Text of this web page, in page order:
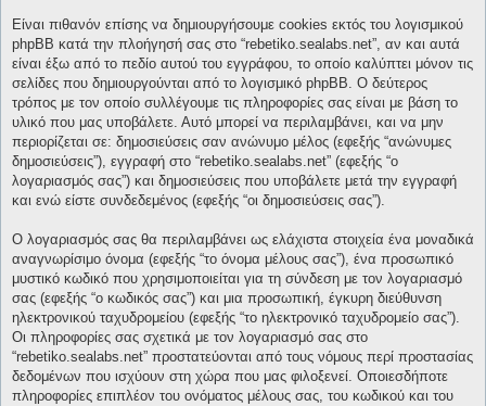
Είναι πιθανόν επίσης να δημιουργήσουμε cookies εκτός του λογισμικού
phpBB κατά την πλοήγησή σας στο “rebetiko.sealabs.net”, αν και αυτά
είναι έξω από το πεδίο αυτού του εγγράφου, το οποίο καλύπτει μόνον τις
σελίδες που δημιουργούνται από το λογισμικό phpBB. Ο δεύτερος
τρόπος με τον οποίο συλλέγουμε τις πληροφορίες σας είναι με βάση το
υλικό που μας υποβάλετε. Αυτό μπορεί να περιλαμβάνει, και να μην
περιορίζεται σε: δημοσιεύσεις σαν ανώνυμο μέλος (εφεξής “ανώνυμες
δημοσιεύσεις”), εγγραφή στο “rebetiko.sealabs.net” (εφεξής “ο
λογαριασμός σας”) και δημοσιεύσεις που υποβάλετε μετά την εγγραφή
και ενώ είστε συνδεδεμένος (εφεξής “οι δημοσιεύσεις σας”).
Ο λογαριασμός σας θα περιλαμβάνει ως ελάχιστα στοιχεία ένα μοναδικά
αναγνωρίσιμο όνομα (εφεξής “το όνομα μέλους σας”), ένα προσωπικό
μυστικό κωδικό που χρησιμοποιείται για τη σύνδεση με τον λογαριασμό
σας (εφεξής “ο κωδικός σας”) και μια προσωπική, έγκυρη διεύθυνση
ηλεκτρονικού ταχυδρομείου (εφεξής “το ηλεκτρονικό ταχυδρομείο σας”).
Οι πληροφορίες σας σχετικά με τον λογαριασμό σας στο
“rebetiko.sealabs.net” προστατεύονται από τους νόμους περί προστασίας
δεδομένων που ισχύουν στη χώρα που μας φιλοξενεί. Οποιεσδήποτε
πληροφορίες επιπλέον του ονόματος μέλους σας, του κωδικού και του